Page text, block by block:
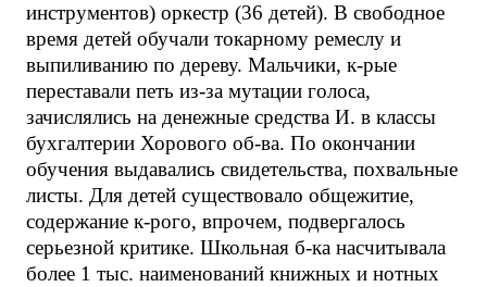
инструментов) оркестр (36 детей). В свободное
время детей обучали токарному ремеслу и
выпиливанию по дереву. Мальчики, к-рые
переставали петь из-за мутации голоса,
зачислялись на денежные средства И. в классы
бухгалтерии Хорового об-ва. По окончании
обучения выдавались свидетельства, похвальные
листы. Для детей существовало общежитие,
содержание к-рого, впрочем, подвергалось
серьезной критике. Школьная б-ка насчитывала
более 1 тыс. наименований книжных и нотных